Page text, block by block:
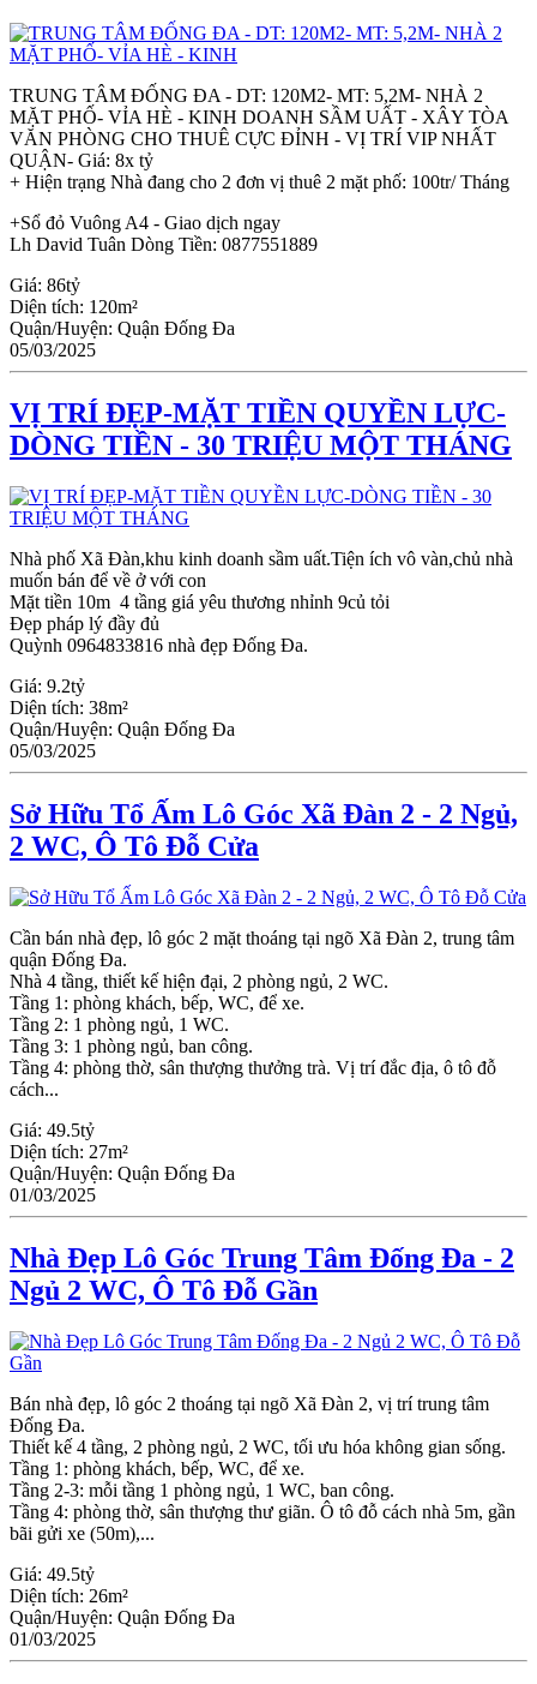
TRUNG TÂM ĐỐNG ĐA - DT: 120M2- MT: 5,2M- NHÀ 2
MẶT PHỐ- VỈA HÈ - KINH DOANH SẦM UẤT - XÂY TÒA
VĂN PHÒNG CHO THUÊ CỰC ĐỈNH - VỊ TRÍ VIP NHẤT
QUẬN- Giá: 8x tỷ
+ Hiện trạng Nhà đang cho 2 đơn vị thuê 2 mặt phố: 100tr/ Tháng
+Sổ đỏ Vuông A4 - Giao dịch ngay
Lh David Tuân Dòng Tiền: 0877551889
Giá: 86tỷ
Diện tích: 120m²
Quận/Huyện: Quận Đống Đa
05/03/2025
VỊ TRÍ ĐẸP-MẶT TIỀN QUYỀN LỰC-
DÒNG TIỀN - 30 TRIỆU MỘT THÁNG
Nhà phố Xã Đàn,khu kinh doanh sầm uất.Tiện ích vô vàn,chủ nhà
muốn bán để về ở với con
Mặt tiền 10m 4 tầng giá yêu thương nhỉnh 9củ tỏi
Đẹp pháp lý đầy đủ
Quỳnh 0964833816 nhà đẹp Đống Đa.
Giá: 9.2tỷ
Diện tích: 38m²
Quận/Huyện: Quận Đống Đa
05/03/2025
Sở Hữu Tổ Ấm Lô Góc Xã Đàn 2 - 2 Ngủ,
2 WC, Ô Tô Đỗ Cửa
Cần bán nhà đẹp, lô góc 2 mặt thoáng tại ngõ Xã Đàn 2, trung tâm
quận Đống Đa.
Nhà 4 tầng, thiết kế hiện đại, 2 phòng ngủ, 2 WC.
Tầng 1: phòng khách, bếp, WC, để xe.
Tầng 2: 1 phòng ngủ, 1 WC.
Tầng 3: 1 phòng ngủ, ban công.
Tầng 4: phòng thờ, sân thượng thưởng trà. Vị trí đắc địa, ô tô đỗ
cách...
Giá: 49.5tỷ
Diện tích: 27m²
Quận/Huyện: Quận Đống Đa
01/03/2025
Nhà Đẹp Lô Góc Trung Tâm Đống Đa - 2
Ngủ 2 WC, Ô Tô Đỗ Gần
Bán nhà đẹp, lô góc 2 thoáng tại ngõ Xã Đàn 2, vị trí trung tâm
Đống Đa.
Thiết kế 4 tầng, 2 phòng ngủ, 2 WC, tối ưu hóa không gian sống.
Tầng 1: phòng khách, bếp, WC, để xe.
Tầng 2-3: mỗi tầng 1 phòng ngủ, 1 WC, ban công.
Tầng 4: phòng thờ, sân thượng thư giãn. Ô tô đỗ cách nhà 5m, gần
bãi gửi xe (50m),...
Giá: 49.5tỷ
Diện tích: 26m²
Quận/Huyện: Quận Đống Đa
01/03/2025